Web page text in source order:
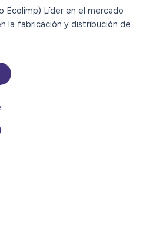
Ecolimp) Líder en el mercado
la fabricación y distribución de